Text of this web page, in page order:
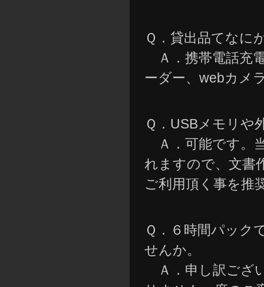
Ｑ．貸出品てなに
Ａ．携帯電話充
ーダー、webカメ
Ｑ．USBメモリや
Ａ．可能です。
れますので、文書
ご利用頂く事を推
Ｑ．６時間パック
せんか。
Ａ．申し訳ござ